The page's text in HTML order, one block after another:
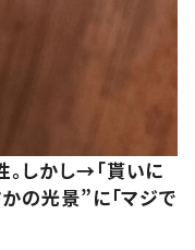
しかし→「貰いに
かの光景”に「マジで